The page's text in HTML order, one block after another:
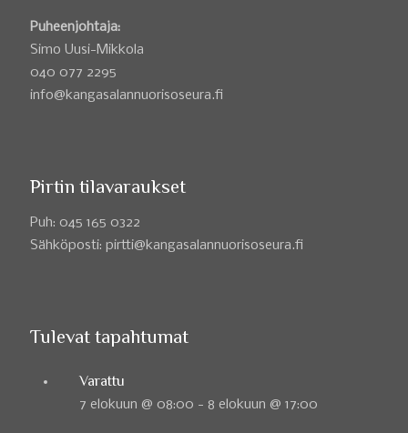
Puheenjohtaja:
Simo Uusi-Mikkola
040 077 2295
info@kangasalannuorisoseura.fi
Pirtin tilavaraukset
Puh: 045 165 0322
Sähköposti: pirtti@kangasalannuorisoseura.fi
Tulevat tapahtumat
Varattu
7 elokuun @ 08:00 - 8 elokuun @ 17:00